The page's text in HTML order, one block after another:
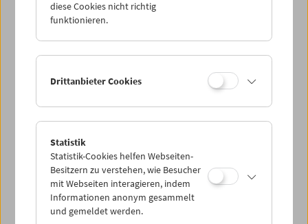
In person: Klub Zwei
diese Cookies nicht richtig
funktionieren.
Drittanbieter Cookies
Statistik
Statistik-Cookies helfen Webseiten-
Besitzern zu verstehen, wie Besucher
mit Webseiten interagieren, indem
Informationen anonym gesammelt
und gemeldet werden.